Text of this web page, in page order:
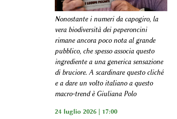
Nonostante i numeri da capogiro, la
vera biodiversità dei peperoncini
rimane ancora poco nota al grande
pubblico, che spesso associa questo
ingrediente a una generica sensazione
di bruciore. A scardinare questo cliché
e a dare un volto italiano a questo
macro-trend è Giuliana Polo
24 luglio 2026 | 17:00